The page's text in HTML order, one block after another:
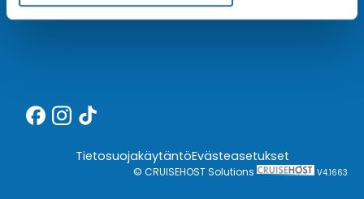
TietosuojakäytäntöEvästeasetukset
© CRUISEHOST Solutions V4.1663